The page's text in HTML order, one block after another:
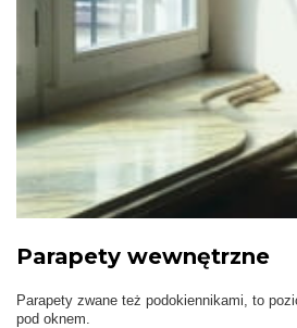
Parapety wewnętrzne
Parapety zwane też podokiennikami, to
pod oknem.